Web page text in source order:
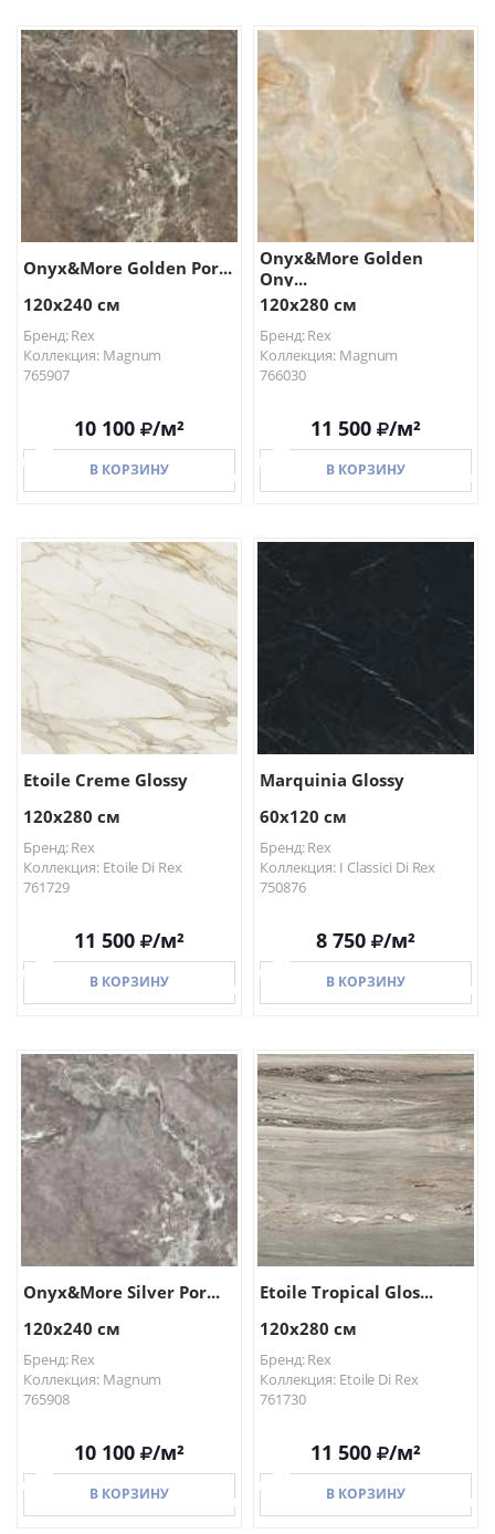
В КОРЗИНУ В КОРЗИНУ
Onyx&More Golden Por...
120x240 см
Бренд: Rex
Коллекция: Magnum
765907
10 100 /м²
В КОРЗИНУ
В КОРЗИНУ
Onyx&More Golden
Ony...
120x280 см
Бренд: Rex
Коллекция: Magnum
766030
11 500 /м²
В КОРЗИНУ
Etoile Creme Glossy
120x280 см
Бренд: Rex
Коллекция: Etoile Di Rex
761729
11 500 /м²
В КОРЗИНУ
В КОРЗИНУ
Marquinia Glossy
60x120 см
Бренд: Rex
Коллекция: I Classici Di Rex
750876
8 750 /м²
В КОРЗИНУ
В КОРЗИНУ
Onyx&More Silver Por...
120x240 см
Бренд: Rex
Коллекция: Magnum
765908
10 100 /м²
В КОРЗИНУ
Etoile Tropical Glos...
120x280 см
Бренд: Rex
Коллекция: Etoile Di Rex
761730
11 500 /м²
В КОРЗИНУ